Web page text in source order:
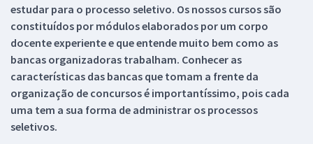
estudar para o processo seletivo. Os nossos cursos são
constituídos por módulos elaborados por um corpo
docente experiente e que entende muito bem como as
bancas organizadoras trabalham. Conhecer as
características das bancas que tomam a frente da
organização de concursos é importantíssimo, pois cada
uma tem a sua forma de administrar os processos
seletivos.